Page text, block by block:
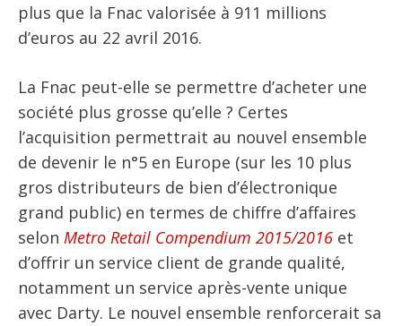
plus que la Fnac valorisée à 911 millions
d’euros au 22 avril 2016.
La Fnac peut-elle se permettre d’acheter une
société plus grosse qu’elle ? Certes
l’acquisition permettrait au nouvel ensemble
de devenir le n°5 en Europe (sur les 10 plus
gros distributeurs de bien d’électronique
grand public) en termes de chiffre d’affaires
selon Metro Retail Compendium 2015/2016 et
d’offrir un service client de grande qualité,
notamment un service après-vente unique
avec Darty. Le nouvel ensemble renforcerait sa